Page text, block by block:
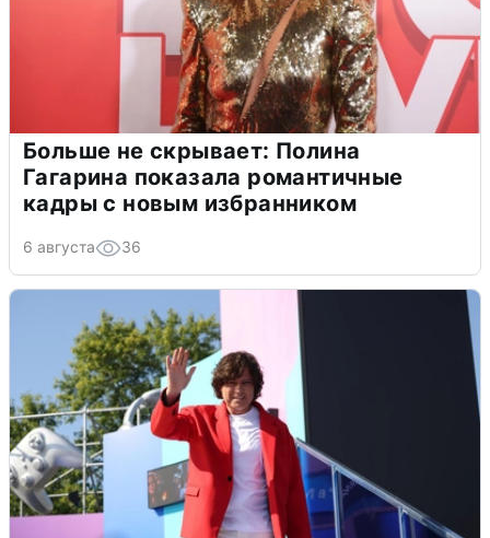
Больше не скрывает: Полина
Гагарина показала романтичные
кадры с новым избранником
6 августа 36